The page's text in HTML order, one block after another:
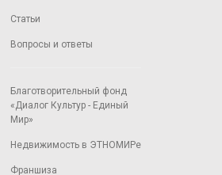
Статьи
Вопросы и ответы
Благотворительный фонд
«Диалог Культур - Единый
Мир»
Недвижимость в ЭТНОМИРе
Франшиза